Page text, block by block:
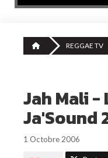
REGGAE TV
Jah Mali -
Ja'Sound
1 Octobre 2006